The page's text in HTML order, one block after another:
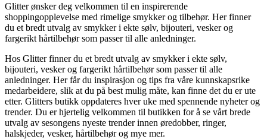
Glitter ønsker deg velkommen til en inspirerende
shoppingopplevelse med rimelige smykker og tilbehør. Her finner
du et bredt utvalg av smykker i ekte sølv, bijouteri, vesker og
fargerikt hårtilbehør som passer til alle anledninger.
Hos Glitter finner du et bredt utvalg av smykker i ekte sølv,
bijouteri, vesker og fargerikt hårtilbehør som passer til alle
anledninger. Her får du inspirasjon og tips fra våre kunnskapsrike
medarbeidere, slik at du på best mulig måte, kan finne det du er ute
etter. Glitters butikk oppdateres hver uke med spennende nyheter og
trender. Du er hjertelig velkommen til butikken for å se vårt brede
utvalg av sesongens nyeste trender innen øredobber, ringer,
halskjeder, vesker, hårtilbehør og mye mer.